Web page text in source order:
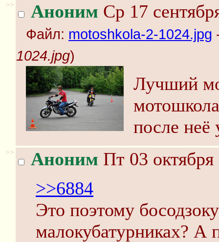
>> Аноним Ср 17
Файл: motoshkola-2-1024.jpg
1024.jpg)
Лучший
после неё
>> Аноним Пт 03
>>6884
Это поэтому
малокубатурниках? А